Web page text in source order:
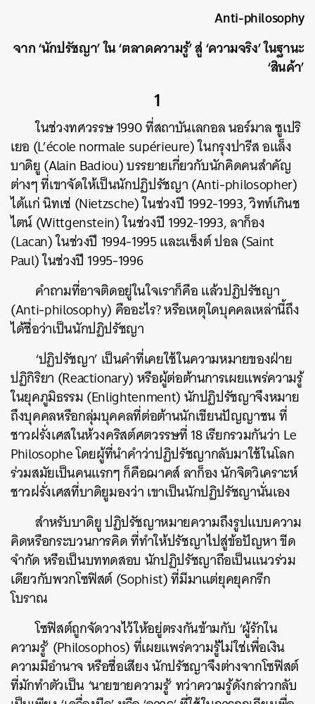
Anti-philosophy
จาก ‘นักปรัชญา’ ใน ‘ตลาดความรู้’ สู่ ‘ความจริง’ ในฐานะ
‘สินค้า’
1
ในช่วงทศวรรษ 1990 ที่สถาบันเลกอล นอร์มาล ซูเปริ
เยอ (L’école normale supérieure) ในกรุงปารีส อแล็ง
บาดิยู (Alain Badiou) บรรยายเกี่ยวกับนักคิดคนสำคัญ
ต่างๆ ที่เขาจัดให้เป็นนักปฏิปรัชญา (Anti-philosopher)
ได้แก่ นิทเช่ (Nietzsche) ในช่วงปี 1992-1993, วิทท์เกินช
ไตน์ (Wittgenstein) ในช่วงปี 1992-1993, ลาก็อง
(Lacan) ในช่วงปี 1994-1995 และแซ็งต์ ปอล (Saint
Paul) ในช่วงปี 1995-1996
คำถามที่อาจติดอยู่ในใจเราก็คือ แล้วปฏิปรัชญา
(Anti-philosophy) คืออะไร? หรือเหตุใดบุคคลเหล่านี้ถึง
ได้ชื่อว่าเป็นนักปฏิปรัชญา
‘ปฏิปรัชญา’ เป็นคำที่เคยใช้ในความหมายของฝ่าย
ปฏิกิริยา (Reactionary) หรือผู้ต่อต้านการเผยแพร่ความรู้
ในยุคภูมิธรรม (Enlightenment) นักปฏิปรัชญาจึงหมาย
ถึงบุคคลหรือกลุ่มบุคคลที่ต่อต้านนักเขียนปัญญาชน ที่
ชาวฝรั่งเศสในห้วงคริสต์ศตวรรษที่ 18 เรียกรวมกันว่า Le
Philosophe โดยผู้ที่นำคำว่าปฏิปรัชญากลับมาใช้ในโลก
ร่วมสมัยเป็นคนแรกๆ ก็คือฌาคส์ ลาก็อง นักจิตวิเคราะห์
ชาวฝรั่งเศสที่บาดิยูมองว่า เขาเป็นนักปฏิปรัชญานั่นเอง
สำหรับบาดิยู ปฏิปรัชญาหมายความถึงรูปแบบความ
คิดหรือกระบวนการคิด ที่ทำให้ปรัชญาไปสู่ข้อปัญหา ขีด
จำกัด หรือเป็นบททดสอบ นักปฏิปรัชญาถือเป็นแนวร่วม
เดียวกับพวกโซฟิสต์ (Sophist) ที่มีมาแต่ยุคยุคกรีก
โบราณ
โซฟิสต์ถูกจัดวางไว้ให้อยู่ตรงกันข้ามกับ ‘ผู้รักใน
ความรู้’ (Philosophos) ที่เผยแพร่ความรู้ไม่ใช่เพื่อเงิน
ความมีอำนาจ หรือชื่อเสียง นักปรัชญาจึงต่างจากโซฟิสต์
ที่มักทำตัวเป็น ‘นายขายความรู้’ ทว่าความรู้ดังกล่าวกลับ